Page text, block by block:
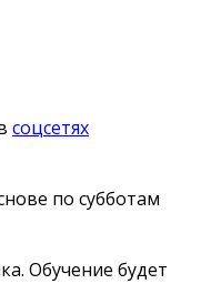
соцсетях
по субботам
Обучение будет